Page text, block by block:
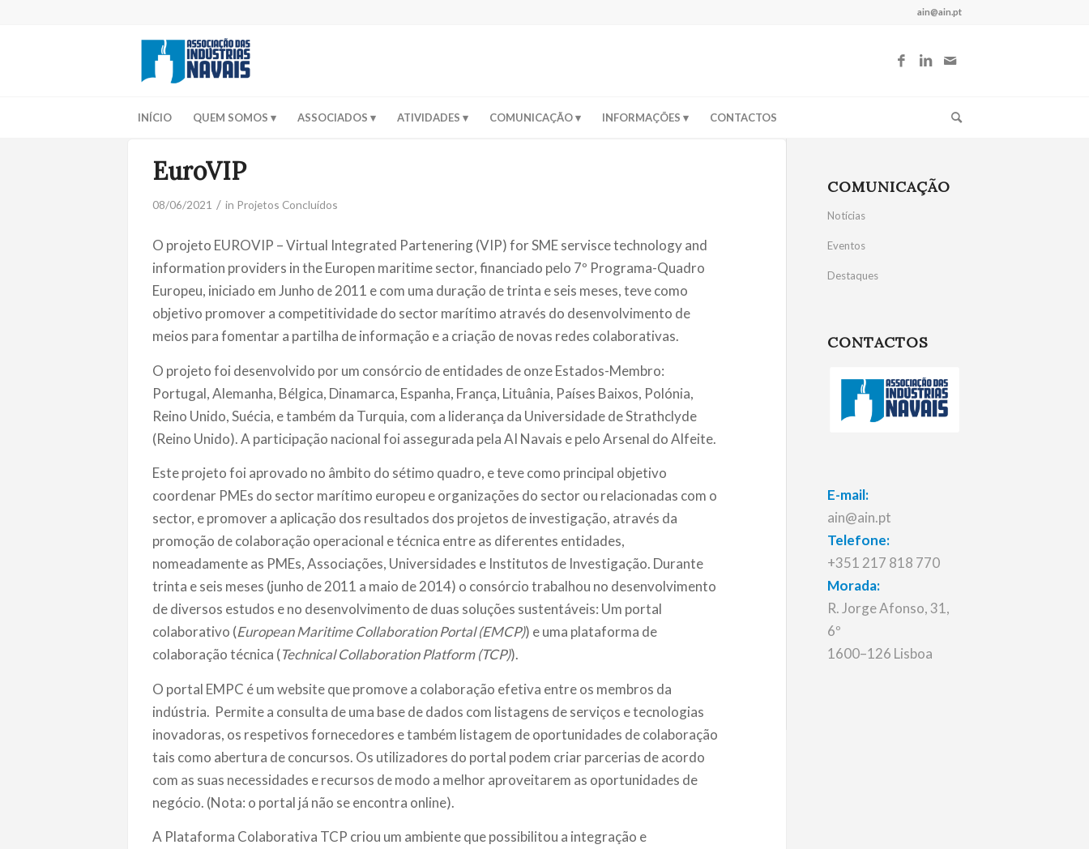
ain@ain.pt
INÍCIO QUEM SOMOS ASSOCIADOS ATIVIDADES COMUNICAÇÃO INFORMAÇÕES CONTACTOS
EuroVIP
08/06/2021 / in Projetos Concluídos
O projeto EUROVIP – Virtual Integrated Partenering (VIP) for SME servisce technology and
information providers in the Europen maritime sector, financiado pelo 7º Programa-Quadro
Europeu, iniciado em Junho de 2011 e com uma duração de trinta e seis meses, teve como
objetivo promover a competitividade do sector marítimo através do desenvolvimento de
meios para fomentar a partilha de informação e a criação de novas redes colaborativas.
O projeto foi desenvolvido por um consórcio de entidades de onze Estados-Membro:
Portugal, Alemanha, Bélgica, Dinamarca, Espanha, França, Lituânia, Países Baixos, Polónia,
Reino Unido, Suécia, e também da Turquia, com a liderança da Universidade de Strathclyde
(Reino Unido). A participação nacional foi assegurada pela AI Navais e pelo Arsenal do Alfeite.
Este projeto foi aprovado no âmbito do sétimo quadro, e teve como principal objetivo
coordenar PMEs do sector marítimo europeu e organizações do sector ou relacionadas com o
sector, e promover a aplicação dos resultados dos projetos de investigação, através da
promoção de colaboração operacional e técnica entre as diferentes entidades,
nomeadamente as PMEs, Associações, Universidades e Institutos de Investigação. Durante
trinta e seis meses (junho de 2011 a maio de 2014) o consórcio trabalhou no desenvolvimento
de diversos estudos e no desenvolvimento de duas soluções sustentáveis: Um portal
colaborativo (European Maritime Collaboration Portal (EMCP)) e uma plataforma de
colaboração técnica (Technical Collaboration Platform (TCP)).
O portal EMPC é um website que promove a colaboração efetiva entre os membros da
indústria. Permite a consulta de uma base de dados com listagens de serviços e tecnologias
inovadoras, os respetivos fornecedores e também listagem de oportunidades de colaboração
tais como abertura de concursos. Os utilizadores do portal podem criar parcerias de acordo
com as suas necessidades e recursos de modo a melhor aproveitarem as oportunidades de
negócio. (Nota: o portal já não se encontra online).
A Plataforma Colaborativa TCP criou um ambiente que possibilitou a integração e
COMUNICAÇÃO
Notícias
Eventos
Destaques
CONTACTOS
E-mail:
ain@ain.pt
Telefone:
+351 217 818 770
Morada:
R. Jorge Afonso, 31,
6º
1600–126 Lisboa